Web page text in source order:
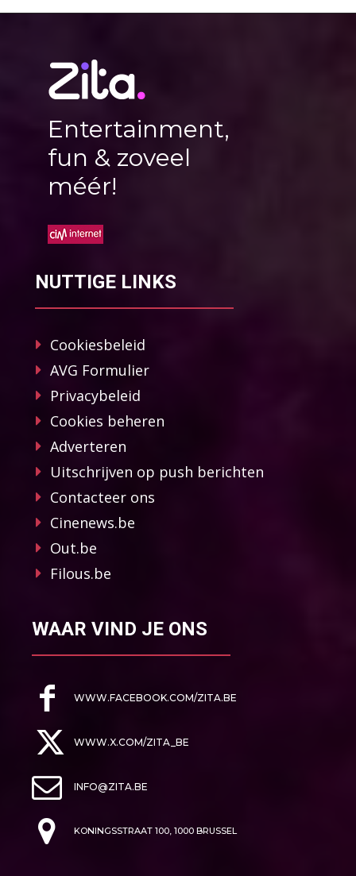
Entertainment,
fun & zoveel
méér!
NUTTIGE LINKS
Cookiesbeleid
AVG Formulier
Privacybeleid
Cookies beheren
Adverteren
Uitschrijven op push berichten
Contacteer ons
Cinenews.be
Out.be
Filous.be
WAAR VIND JE ONS
WWW.FACEBOOK.COM/ZITA.BE
WWW.X.COM/ZITA_BE
INFO@ZITA.BE
KONINGSSTRAAT 100, 1000 BRUSSEL